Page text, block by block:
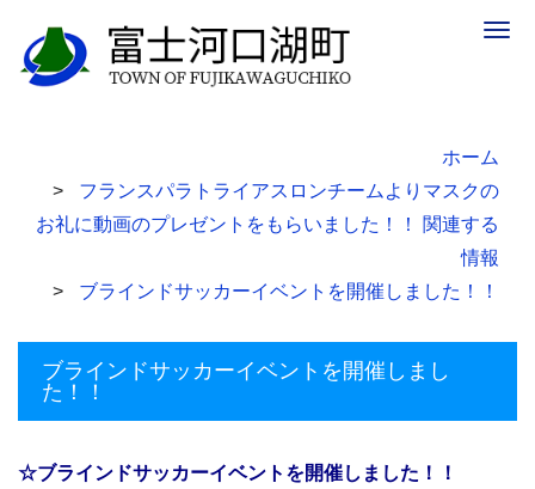
ホーム
フランスパラトライアスロンチームよりマスクの
お礼に動画のプレゼントをもらいました！！ 関連する
情報
ブラインドサッカーイベントを開催しました！！
ブラインドサッカーイベントを開催しまし
た！！
☆ブラインドサッカーイベントを開催しました！！